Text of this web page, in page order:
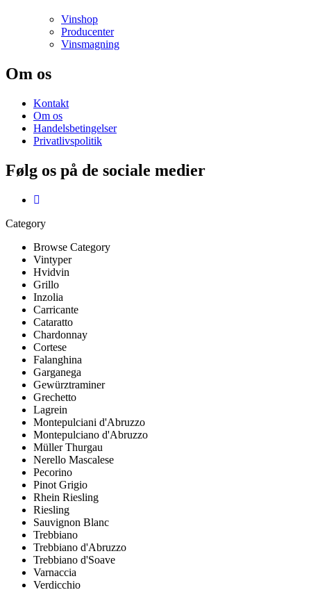
Vinshop
Producenter
Vinsmagning
Om os
Kontakt
Om os
Handelsbetingelser
Privatlivspolitik
Følg os på de sociale medier
Category
Browse Category
Vintyper
Hvidvin
Grillo
Inzolia
Carricante
Cataratto
Chardonnay
Cortese
Falanghina
Garganega
Gewürztraminer
Grechetto
Lagrein
Montepulciani d'Abruzzo
Montepulciano d'Abruzzo
Müller Thurgau
Nerello Mascalese
Pecorino
Pinot Grigio
Rhein Riesling
Riesling
Sauvignon Blanc
Trebbiano
Trebbiano d'Abruzzo
Trebbiano d'Soave
Varnaccia
Verdicchio